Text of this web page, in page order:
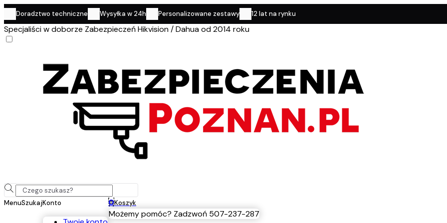
Doradztwo techniczne Wysyłka w 24h Personalizowane zestawy 12 lat na rynku
Specjaliści w doborze Zabezpieczeń Hikvision / Dahua od 2014 roku
MenuSzukajKonto 0Koszyk
Możemy pomóc? Zadzwoń 507-237-287